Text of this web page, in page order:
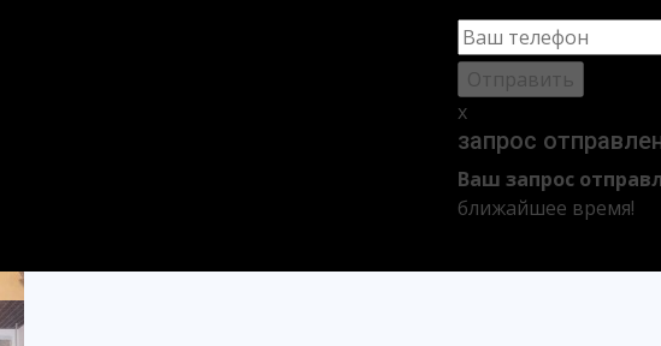
x
запрос
Ваш запрос
ближайшее время!